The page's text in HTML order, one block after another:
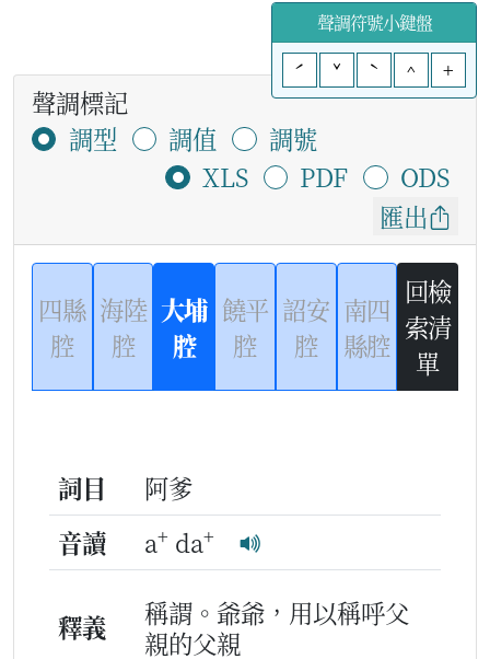
聲調符號小鍵盤
ˊ
ˇ ˋ ^ +
聲調標記
調型
調值
調號
XLS
PDF
ODS
匯出
四縣
腔
海陸
腔
大埔
腔
饒平
腔
詔安
腔
南四
縣腔
回檢
索清
單
詞目
阿爹
音讀
a+ da+
釋義
稱謂。爺爺，用以稱呼父
親的父親